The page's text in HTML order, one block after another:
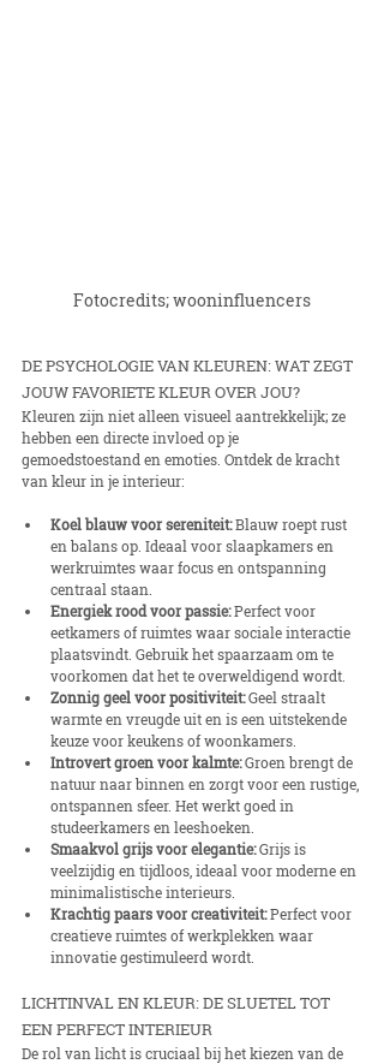
Fotocredits; wooninfluencers
DE PSYCHOLOGIE VAN KLEUREN: WAT ZEGT
JOUW FAVORIETE KLEUR OVER JOU?
Kleuren zijn niet alleen visueel aantrekkelijk; ze
hebben een directe invloed op je
gemoedstoestand en emoties. Ontdek de kracht
van kleur in je interieur:
Koel blauw voor sereniteit: Blauw roept rust
en balans op. Ideaal voor slaapkamers en
werkruimtes waar focus en ontspanning
centraal staan.
Energiek rood voor passie: Perfect voor
eetkamers of ruimtes waar sociale interactie
plaatsvindt. Gebruik het spaarzaam om te
voorkomen dat het te overweldigend wordt.
Zonnig geel voor positiviteit: Geel straalt
warmte en vreugde uit en is een uitstekende
keuze voor keukens of woonkamers.
Introvert groen voor kalmte: Groen brengt de
natuur naar binnen en zorgt voor een rustige,
ontspannen sfeer. Het werkt goed in
studeerkamers en leeshoeken.
Smaakvol grijs voor elegantie: Grijs is
veelzijdig en tijdloos, ideaal voor moderne en
minimalistische interieurs.
Krachtig paars voor creativiteit: Perfect voor
creatieve ruimtes of werkplekken waar
innovatie gestimuleerd wordt.
LICHTINVAL EN KLEUR: DE SLUETEL TOT
EEN PERFECT INTERIEUR
De rol van licht is cruciaal bij het kiezen van de